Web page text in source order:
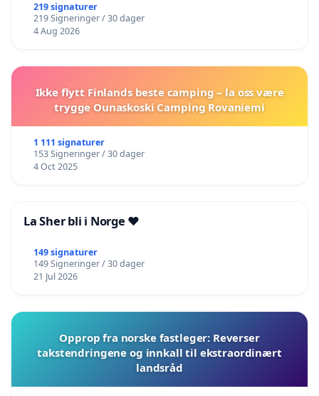
219 signaturer
219 Signeringer / 30 dager
4 Aug 2026
Ikke flytt Finlands beste camping – la oss være
trygge Ounaskoski Camping Rovaniemi
1 111 signaturer
153 Signeringer / 30 dager
4 Oct 2025
La Sher bli i Norge ❤️
149 signaturer
149 Signeringer / 30 dager
21 Jul 2026
Opprop fra norske fastleger: Reverser
takstendringene og innkall til ekstraordinært
landsråd